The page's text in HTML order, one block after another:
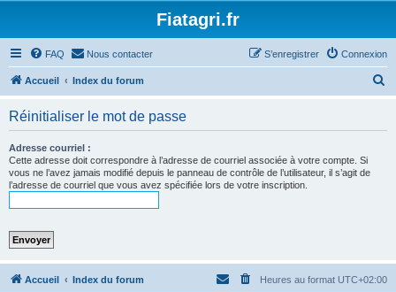
Fiatagri.fr
FAQ Nous contacter Connexion
S’enregistrer
Accueil Index du forum
Réinitialiser le mot de passe
Adresse courriel :
Cette adresse doit correspondre à l’adresse de courriel associée à votre compte. Si
vous ne l’avez jamais modifié depuis le panneau de contrôle de l’utilisateur, il s’agit de
l’adresse de courriel que vous avez spécifiée lors de votre inscription.
Accueil Index du forum Heures au format UTC+02:00